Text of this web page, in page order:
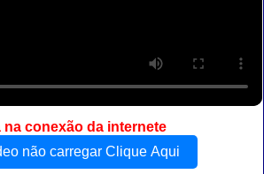
na conexão da internete
não carregar Clique Aqui